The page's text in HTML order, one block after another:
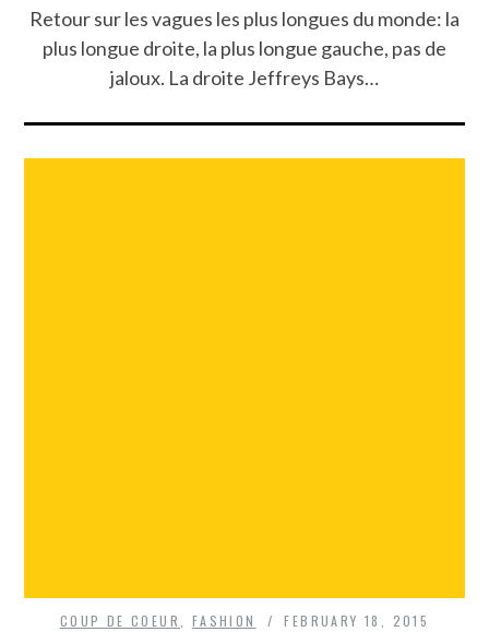
Retour sur les vagues les plus longues du monde: la
plus longue droite, la plus longue gauche, pas de
jaloux. La droite Jeffreys Bays…
COUP DE COEUR FASHION FEBRUARY 18, 2015